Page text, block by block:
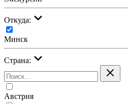
Откуда:
Минск
Страна:
Австрия